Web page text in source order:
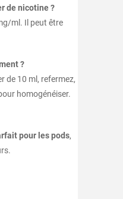
de nicotine ?
ml. Il peut être
?
de 10 ml, refermez,
homogénéiser.
pour les pods,